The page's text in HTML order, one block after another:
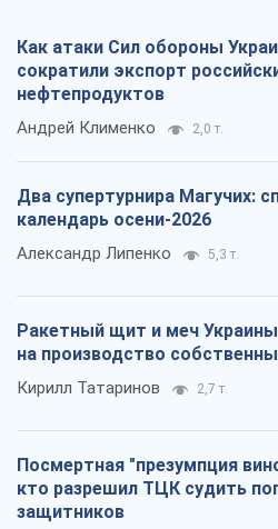
Как атаки Сил обороны
сократили экспорт
нефтепродуктов
Андрей Клименко 2,0 т.
Два супертурнира Магучих:
календарь осени-2026
Александр Липенко 5,3 т.
Ракетный щит и меч
на производство
Кирилл Татаринов 2,7 т.
Посмертная "презумпция
кто разрешил ТЦК судить
защитников